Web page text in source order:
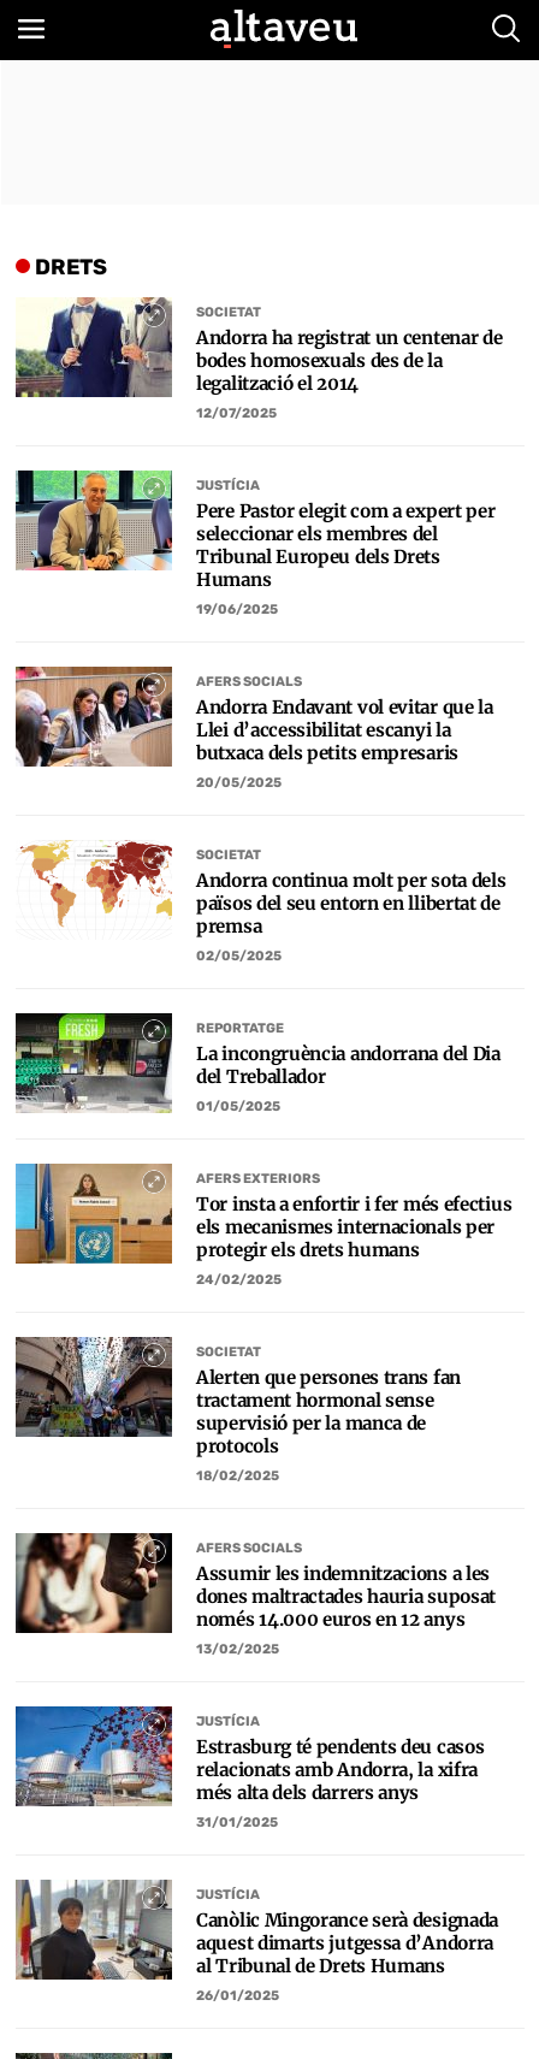
DRETS
SOCIETAT
Andorra ha registrat un centenar de
bodes homosexuals des de la
legalització el 2014
12/07/2025
JUSTÍCIA
Pere Pastor elegit com a expert per
seleccionar els membres del
Tribunal Europeu dels Drets
Humans
19/06/2025
AFERS SOCIALS
Andorra Endavant vol evitar que la
Llei d’accessibilitat escanyi la
butxaca dels petits empresaris
20/05/2025
SOCIETAT
Andorra continua molt per sota dels
països del seu entorn en llibertat de
premsa
02/05/2025
REPORTATGE
La incongruència andorrana del Dia
del Treballador
01/05/2025
AFERS EXTERIORS
Tor insta a enfortir i fer més efectius
els mecanismes internacionals per
protegir els drets humans
24/02/2025
SOCIETAT
Alerten que persones trans fan
tractament hormonal sense
supervisió per la manca de
protocols
18/02/2025
AFERS SOCIALS
Assumir les indemnitzacions a les
dones maltractades hauria suposat
només 14.000 euros en 12 anys
13/02/2025
JUSTÍCIA
Estrasburg té pendents deu casos
relacionats amb Andorra, la xifra
més alta dels darrers anys
31/01/2025
JUSTÍCIA
Canòlic Mingorance serà designada
aquest dimarts jutgessa d’Andorra
al Tribunal de Drets Humans
26/01/2025